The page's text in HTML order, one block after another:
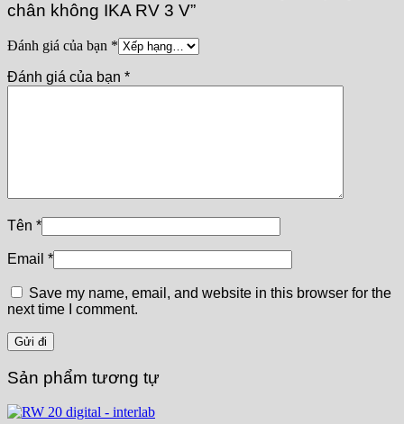
chân không IKA RV 3 V”
Đánh giá của bạn *
Đánh giá của bạn *
Tên *
Email *
Save my name, email, and website in this browser for the
next time I comment.
Sản phẩm tương tự